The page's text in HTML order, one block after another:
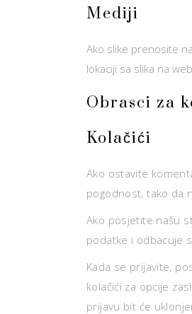
Mediji
Ako slike prenosite
lokaciji sa slika na
Obrasci za
Kolačići
Ako ostavite
pogodnost, tako da
Ako posjetite našu
podatke i odbacuje
Kada se prijavite,
kolačići za opcije
prijavu bit će